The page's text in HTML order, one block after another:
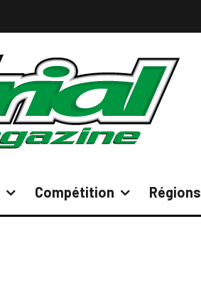
Compétition Régions